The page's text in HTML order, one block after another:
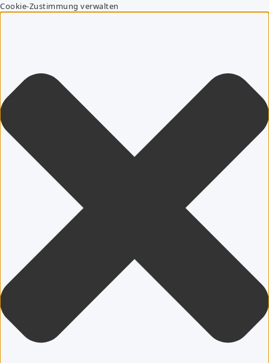
Cookie-Zustimmung verwalten